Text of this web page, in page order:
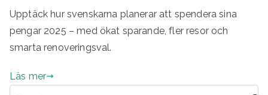
Upptäck hur svenskarna planerar att spendera sina
pengar 2025 – med ökat sparande, fler resor och
smarta renoveringsval.
Läs mer